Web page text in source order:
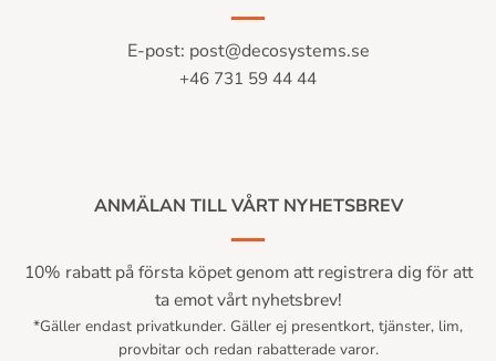
E-post: post@decosystems.se
+46 731 59 44 44
ANMÄLAN TILL VÅRT NYHETSBREV
10% rabatt på första köpet genom att registrera dig för att
ta emot vårt nyhetsbrev!
*Gäller endast privatkunder. Gäller ej presentkort, tjänster, lim,
provbitar och redan rabatterade varor.